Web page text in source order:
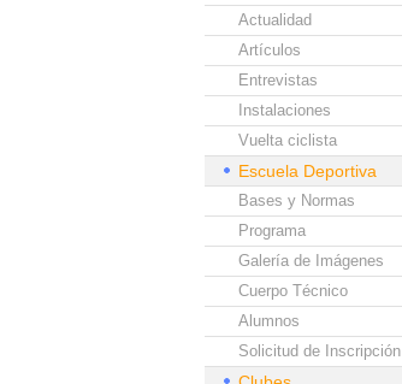
Actualidad
Artículos
Entrevistas
Instalaciones
Vuelta ciclista
Escuela Deportiva
Bases y Normas
Programa
Galería de Imágenes
Cuerpo Técnico
Alumnos
Solicitud de Inscripción